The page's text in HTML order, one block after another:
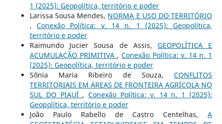
1 (2025): Geopolítica, território e poder
Larissa Sousa Mendes, NORMA E USO DO TERRITÓRIO
,Conexão Política: v. 14 n. 1 (2025): Geopolítica,
território e poder
Raimundo Jucier Sousa de Assis, GEOPOLÍTICA E
ACUMULAÇÃO PRIMITIVA ,Conexão Política: v. 14 n. 1
(2025): Geopolítica, território e poder
Sônia Maria Ribeiro de Souza,CONFLITOS
TERRITORIAIS EM ÁREAS DE FRONTEIRA AGRÍCOLA NO
SUL DO PIAUÍ ,Conexão Política: v. 14 n. 1 (2025):
Geopolítica, território e poder
João Paulo Rabello de Castro Centelhas,A